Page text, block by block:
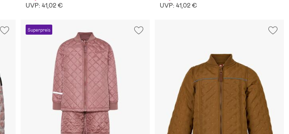
UVP: 41,02 € UVP: 41,02 €
Superpreis